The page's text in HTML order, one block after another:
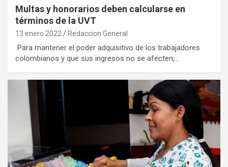
Multas y honorarios deben calcularse en
términos de la UVT
13 enero 2022 Redaccion General
Para mantener el poder adquisitivo de los trabajadores
colombianos y que sus ingresos no se afecten,…